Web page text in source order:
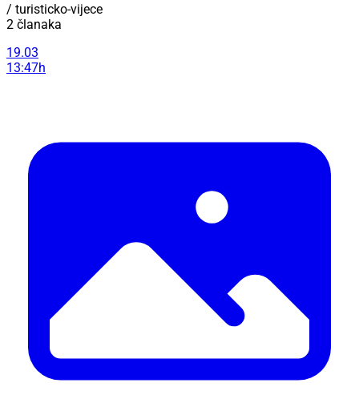
/ turisticko-vijece
2 članaka
19.03
13:47h